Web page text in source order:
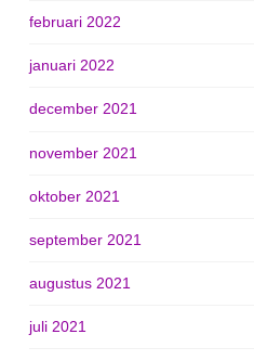
februari 2022
januari 2022
december 2021
november 2021
oktober 2021
september 2021
augustus 2021
juli 2021